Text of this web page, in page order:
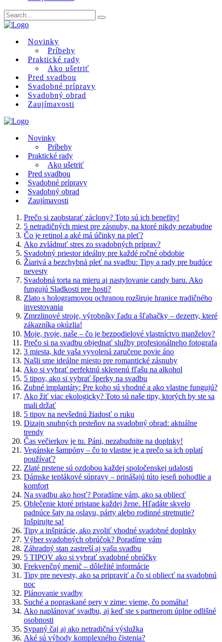
Novinky
Príbehy
Praktické rady
Ako ušetriť
Pred svadbou
Svadobné prípravy
Svadobný obrad
Zaujímavosti
Novinky
Príbehy
Praktické rady
Ako ušetriť
Pred svadbou
Svadobné prípravy
Svadobný obrad
Zaujímavosti
Prečo si zaobstarať záclony? Toto sú ich benefity!
5 netradičných miest pre zásnuby, na ktoré nikdy nezabudne
Čo je retinol a aké má účinky na pleť?
Ako zvládnuť stres zo svadobných príprav?
Svadobný priestor ideálny pre každé ročné obdobie
Žiarivá a bezchybná pleť na svadbu: Tipy a rady pre budúce
nevesty
Svadobná torta na mieru aj nastylovanie candy baru. Ako
fungujú Sladkosti pre hosti?
Zlato s hologramovou ochranou rozširuje hranice tradičného
investovania
Zmrzlinové stroje, výrobníky ľadu a šľahačky – dezerty, které
zákazníka okúzlia!
Moje, tvoje, naše – čo je bezpodielové vlastníctvo manželov?
Prečo si na svadbu objednať služby profesionálneho fotografa
3 miesta, kde vaša vyvolená zaručene povie áno
Našli sme ideálne miesto pre romantické zásnuby
Ako si vybrať perfektnú sklenenú fľašu na alkohol
5 tipov, ako si vybrať šperky na svadbu
Zubné implantáty: Pre koho sú vhodné a ako vlastne fungujú?
Ako žiť viac ekologicky? Toto sú naše tipy, ktorých by ste sa
mali držať
5 tipov na nevšednú žiadosť o ruku
Dizajn snubných prsteňov na svadobný obrad: aktuálne
trendy
Čas večierkov je tu. Páni, nezabudnite na doplnky!
Vegánske šampóny – čo to vlastne je a prečo sa ich oplatí
používať?
Zlaté prstene sú ozdobou každej spoločenskej udalosti
Dámske teplákové súpravy – prinášajú túto jeseň pohodlie a
komfort
Na svadbu ako hosť? Poradíme vám, ako sa obliecť
Oblečenie ktoré pristane každej žene. Hľadáte skvelo
padnúce šaty na oslavu, párty alebo rodinné stretnutie?
Inšpirujte sa!
Tipy a inšpirácie, ako zvoliť vhodné svadobné doplnky
Výber svadobných obrúčok? Poradíme vám
Záhradný stan zastreší aj vašu svadbu
5 TIPOV ako si vybrať svadobné obrúčky
Frekvenčný menič – dôležité informácie
Tipy pre nevesty, ako sa pripraviť a čo si obliecť na svadobnú
noc
Plánovanie svadby
Suché a popraskané pery v zime: vieme, čo pomáha!
Ako naplánovať svadbu, aj keď ste s partnerom úplne odlišné
osobnosti
Sypaný čaj aj ako netradičná výslužka
Aké sú výhody komplexného čistenia?